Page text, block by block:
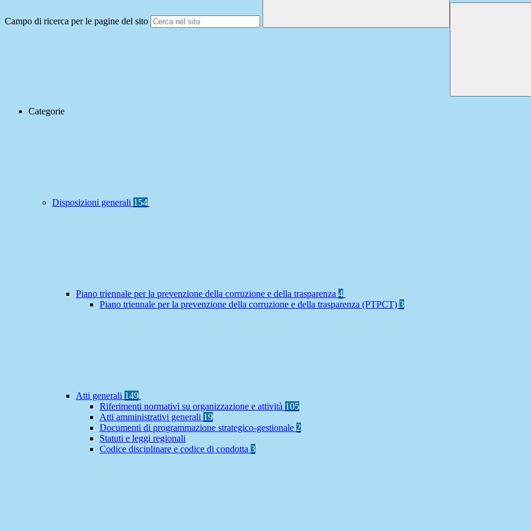
Campo di ricerca per le pagine del sito
Categorie
Disposizioni generali 154
Piano triennale per la prevenzione della corruzione e della trasparenza 4
Piano triennale per la prevenzione della corruzione e della trasparenza (PTPCT) 3
Atti generali 149
Riferimenti normativi su organizzazione e attività 105
Atti amministrativi generali 19
Documenti di programmazione strategico-gestionale 2
Statuti e leggi regionali
Codice disciplinare e codice di condotta 3